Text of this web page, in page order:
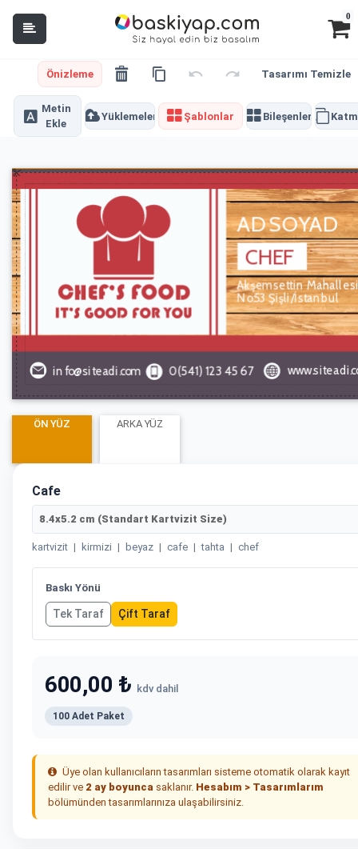
0
Önizleme Tasarımı Temizle
Metin
Ekle
Yüklemeler Şablonlar Bileşenler
ÖN YÜZ ARKA YÜZ
Cafe
8.4x5.2 cm (Standart Kartvizit Size)
kartvizit | kirmizi | beyaz | cafe | tahta | chef
Baskı Yönü
Tek Taraf Çift Taraf
600,00 ₺ kdv dahil
100 Adet Paket
Üye olan kullanıcıların tasarımları sisteme otomatik olarak kayıt
edilir ve 2 ay boyunca saklanır. Hesabım > Tasarımlarım
bölümünden tasarımlarınıza ulaşabilirsiniz.